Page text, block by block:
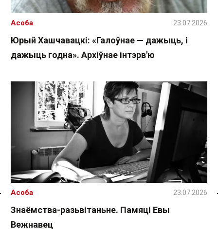
Юрый Хашчавацкі: «Галоўнае — дажыць, і
дажыць годна». Архіўнае інтэрв'ю
Асоба 23.07.2026
Знаёмства-разьвітаньне. Памяці Евы
Вежнавец
Асоба 23.07.2026